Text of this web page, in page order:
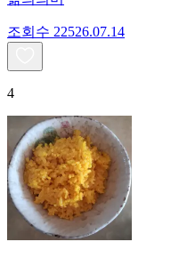
조회수 22526.07.14
4